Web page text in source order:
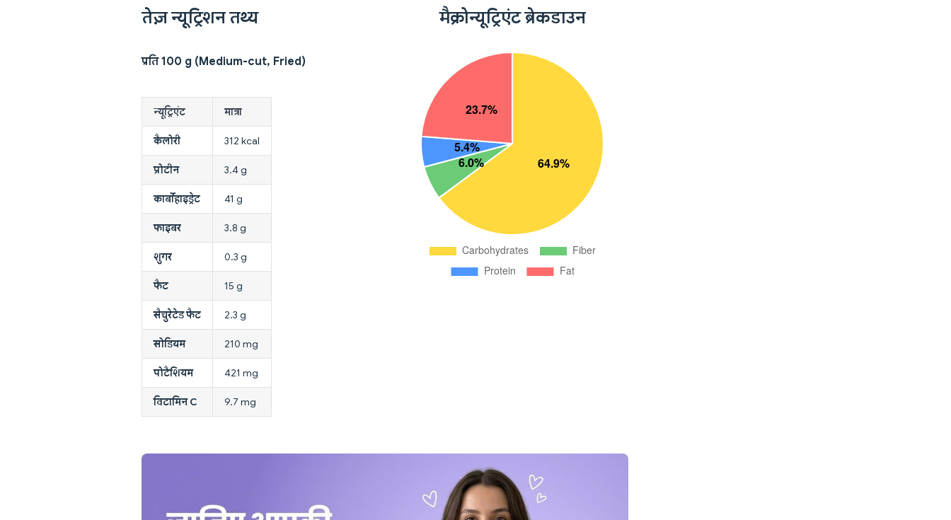
तेज़ न्यूट्रिशन तथ्य
प्रति 100 g (Medium-cut, Fried)
न्यूट्रिएंट मात्रा
कैलोरी 312 kcal
प्रोटीन 3.4 g
कार्बोहाइड्रेट 41 g
फाइबर 3.8 g
शुगर 0.3 g
फैट 15 g
सैचुरेटेड फैट 2.3 g
सोडियम 210 mg
पोटैशियम 421 mg
विटामिन C 9.7 mg
मैक्रोन्यूट्रिएंट ब्रेकडाउन